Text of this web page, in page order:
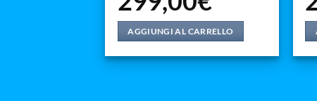
AGGIUNGI AL CARRELLO